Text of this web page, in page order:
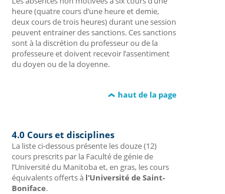
heure (quatre cours d’une heure et demie,
deux cours de trois heures) durant une session
peuvent entrainer des sanctions. Ces sanctions
sont à la discrétion du professeur ou de la
professeure et doivent recevoir l’assentiment
du doyen ou de la doyenne.
haut de la page
4.0 Cours et disciplines
La liste ci-dessous présente les douze (12)
cours prescrits par la Faculté de génie de
l’Université du Manitoba et, en gras, les cours
équivalents offerts à l'Université de Saint-
Boniface.